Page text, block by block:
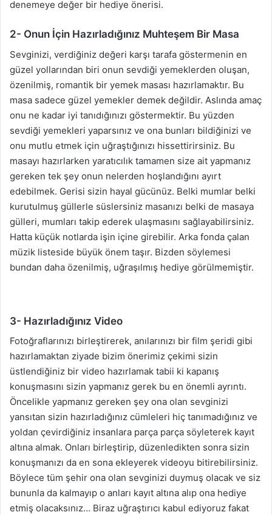
denemeye değer bir hediye önerisi.
2- Onun İçin Hazırladığınız Muhteşem Bir Masa
Sevginizi, verdiğiniz değeri karşı tarafa göstermenin en
güzel yollarından biri onun sevdiği yemeklerden oluşan,
özenilmiş, romantik bir yemek masası hazırlamaktır. Bu
masa sadece güzel yemekler demek değildir. Aslında amaç
onu ne kadar iyi tanıdığınızı göstermektir. Bu yüzden
sevdiği yemekleri yaparsınız ve ona bunları bildiğinizi ve
onu mutlu etmek için uğraştığınızı hissettirirsiniz. Bu
masayı hazırlarken yaratıcılık tamamen size ait yapmanız
gereken tek şey onun nelerden hoşlandığını ayırt
edebilmek. Gerisi sizin hayal gücünüz. Belki mumlar belki
kurutulmuş güllerle süslersiniz masanızı belki de masaya
gülleri, mumları takip ederek ulaşmasını sağlayabilirsiniz.
Hatta küçük notlarda işin içine girebilir. Arka fonda çalan
müzik listeside büyük önem taşır. Bizden söylemesi
bundan daha özenilmiş, uğraşılmış hediye görülmemiştir.
3- Hazırladığınız Video
Fotoğraflarınızı birleştirerek, anılarınızı bir film şeridi gibi
hazırlamaktan ziyade bizim önerimiz çekimi sizin
üstlendiğiniz bir video hazırlamak tabii ki kapanış
konuşmasını sizin yapmanız gerek bu en önemli ayrıntı.
Öncelikle yapmanız gereken şey ona olan sevginizi
yansıtan sizin hazırladığınız cümleleri hiç tanımadığınız ve
yoldan çevirdiğiniz insanlara parça parça söyleterek kayıt
altına almak. Onları birleştirip, düzenledikten sonra sizin
konuşmanızı da en sona ekleyerek videoyu bitirebilirsiniz.
Böylece tüm şehir ona olan sevginizi duymuş olacak ve siz
bununla da kalmayıp o anları kayıt altına alıp ona hediye
etmiş olacaksınız… Biraz uğraştırıcı kabul ediyoruz fakat